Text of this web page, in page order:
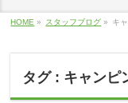
HOME » スタッフブログ » キ
タグ : キャンピ